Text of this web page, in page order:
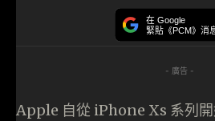
在 Google
緊貼《PCM》消
- 廣告 -
Apple 自從 iPhone Xs 系列開